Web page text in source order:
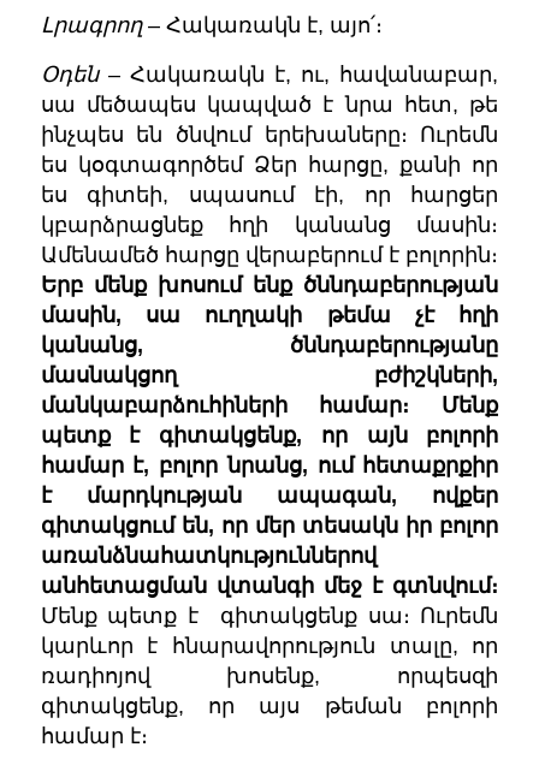
Լրագրող– Հակառակն է, այո՛։
Օդեն– Հակառակն է, ու, հավանաբար,
սա մեծապես կապված է նրա հետ, թե
ինչպես են ծնվում երեխաները։ Ուրեմն
ես կօգտագործեմ Ձեր հարցը, քանի որ
ես գիտեի, սպասում էի, որ հարցեր
կբարձրացնեք հղի կանանց մասին։
Ամենամեծ հարցը վերաբերում է բոլորին։
Երբ մենք խոսում ենք ծննդաբերության
մասին, սա ուղղակի թեմա չէ հղի
կանանց, ծննդաբերությանը
մասնակցող բժիշկների,
մանկաբարձուհիների համար։ Մենք
պետք է գիտակցենք, որ այն բոլորի
համար է, բոլոր նրանց, ում հետաքրքիր
է մարդկության ապագան, ովքեր
գիտակցում են, որ մեր տեսակն իր բոլոր
առանձնահատկություններով
անհետացման վտանգի մեջ է գտնվում։
Մենք պետք է գիտակցենք սա։ Ուրեմն
կարևոր է հնարավորություն տալը, որ
ռադիոյով խոսենք, որպեսզի
գիտակցենք, որ այս թեման բոլորի
համար է։